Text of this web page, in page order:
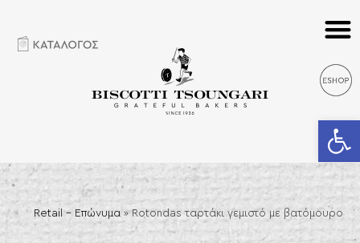
Retail – Επώνυμα» Rotondas ταρτάκι γεμιστό με βατόμουρο